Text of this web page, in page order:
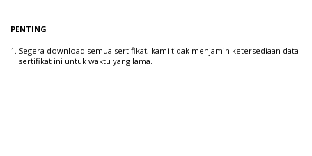
PENTING
Segera download semua sertifikat, kami tidak menjamin ketersediaan data
sertifikat ini untuk waktu yang lama.